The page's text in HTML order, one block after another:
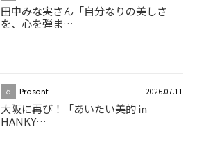
田中みな実さん「自分なりの美しさ
を、心を弾ま…
6 Present 2026.07.11
大阪に再び！「あいたい美的 in
HANKY…